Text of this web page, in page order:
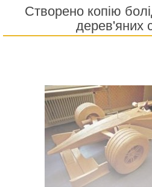
Створено копію
дерев'яних